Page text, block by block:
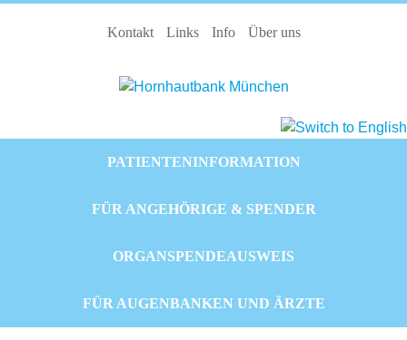
Kontakt Links Info Über uns
PATIENTENINFORMATION
FÜR ANGEHÖRIGE & SPENDER
ORGANSPENDEAUSWEIS
FÜR AUGENBANKEN UND ÄRZTE